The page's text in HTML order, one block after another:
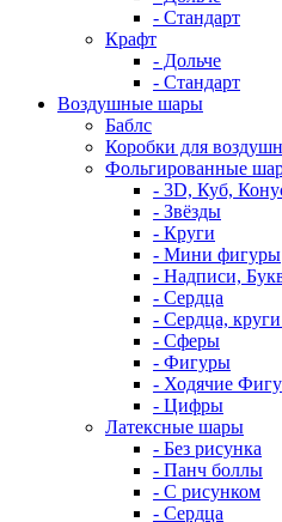
- Стандарт
Крафт
- Дольче
- Стандарт
Воздушные шары
Баблс
Коробки для
Фольгированные
- 3D, Куб,
- Звёзды
- Круги
- Мини фигуры
- Надписи,
- Сердца
- Сердца,
- Сферы
- Фигуры
- Ходячие
- Цифры
Латексные шары
- Без рисунка
- Панч боллы
- С рисунком
- Сердца